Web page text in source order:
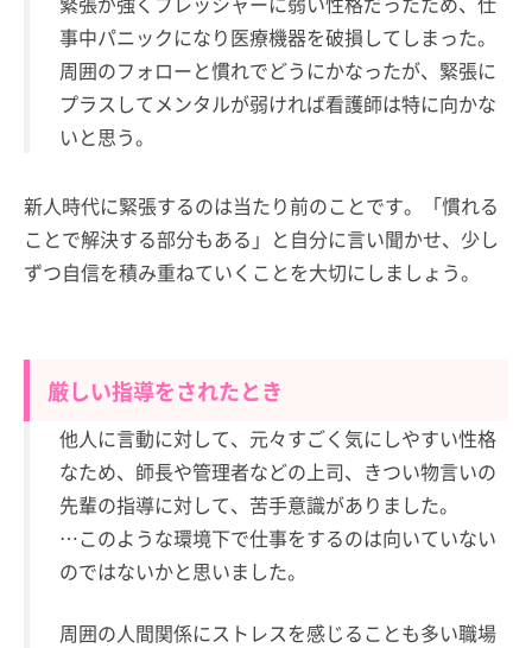
事中パニックになり医療機器を破損してしまった。
周囲のフォローと慣れでどうにかなったが、緊張に
プラスしてメンタルが弱ければ看護師は特に向かな
いと思う。
新人時代に緊張するのは当たり前のことです。「慣れる
ことで解決する部分もある」と自分に言い聞かせ、少し
ずつ自信を積み重ねていくことを大切にしましょう。
厳しい指導をされたとき
他人に言動に対して、元々すごく気にしやすい性格
なため、師長や管理者などの上司、きつい物言いの
先輩の指導に対して、苦手意識がありました。
…このような環境下で仕事をするのは向いていない
のではないかと思いました。
周囲の人間関係にストレスを感じることも多い職場